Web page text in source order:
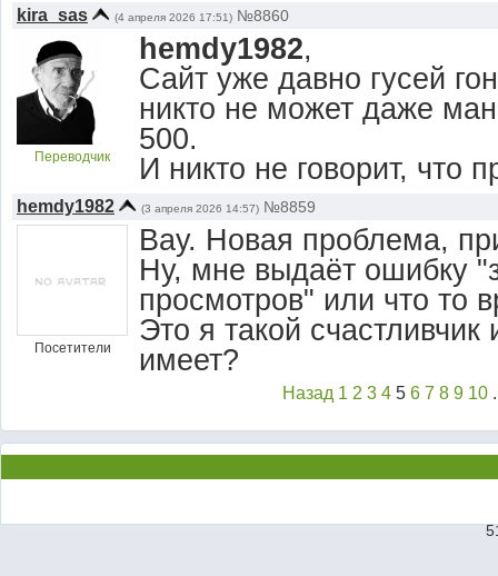
kira_sas (4 апреля 2026 17:51) №8860
Переводчик
hemdy1982,
Сайт уже давно гусей
никто не может даже
500.
И никто не говорит, что
hemdy1982 (3 апреля 2026 14:57) №8859
Посетители
Вау. Новая проблема,
Ну, мне выдаёт ошибку
просмотров" или что то
Это я такой
имеет?
Назад 1 2 3 4 5 6 7 8 9 10